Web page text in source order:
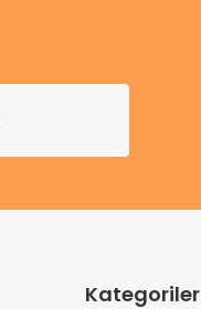
Kategoriler